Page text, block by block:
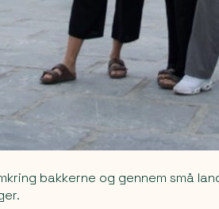
bakkerne og gennem små